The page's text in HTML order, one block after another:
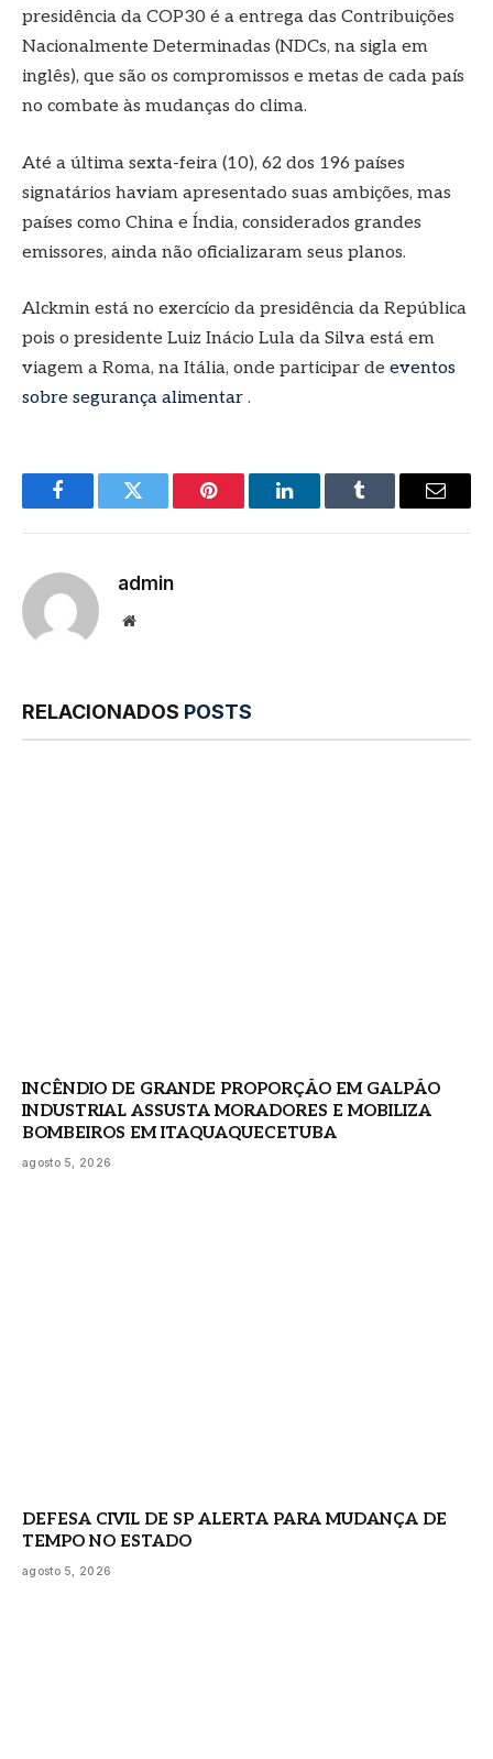
presidência da COP30 é a entrega das Contribuições
Nacionalmente Determinadas (NDCs, na sigla em
inglês), que são os compromissos e metas de cada país
no combate às mudanças do clima.
Até a última sexta-feira (10), 62 dos 196 países
signatários haviam apresentado suas ambições, mas
países como China e Índia, considerados grandes
emissores, ainda não oficializaram seus planos.
Alckmin está no exercício da presidência da República
pois o presidente Luiz Inácio Lula da Silva está em
viagem a Roma, na Itália, onde participar de eventos
sobre segurança alimentar .
FacebookTwitter Pinterest LinkedInTumblr
E-
admin
Site
RELACIONADOS POSTS
INCÊNDIO DE GRANDE PROPORÇÃO EM GALPÃO
INDUSTRIAL ASSUSTA MORADORES E MOBILIZA
BOMBEIROS EM ITAQUAQUECETUBA
agosto 5, 2026
DEFESA CIVIL DE SP ALERTA PARA MUDANÇA DE
TEMPO NO ESTADO
agosto 5, 2026